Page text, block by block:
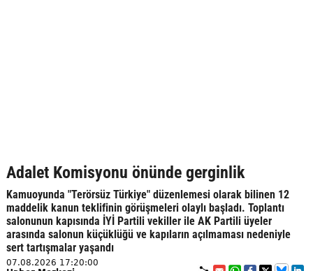
Adalet Komisyonu önünde gerginlik
Kamuoyunda "Terörsüz Türkiye" düzenlemesi olarak bilinen 12
maddelik kanun teklifinin görüşmeleri olaylı başladı. Toplantı
salonunun kapısında İYİ Partili vekiller ile AK Partili üyeler
arasında salonun küçüklüğü ve kapıların açılmaması nedeniyle
sert tartışmalar yaşandı
07.08.2026 17:20:00